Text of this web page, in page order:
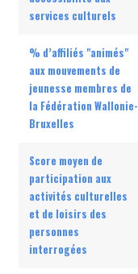
services culturels
% d’affiliés "animés"
aux mouvements de
jeunesse membres de
la Fédération Wallonie-
Bruxelles
Score moyen de
participation aux
activités culturelles
et de loisirs des
personnes
interrogées